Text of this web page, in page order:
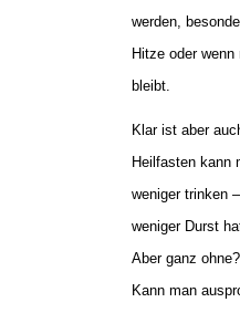
werden,
Hitze oder
bleibt.
Klar ist aber
Heilfasten kann
weniger trinken
weniger Durst
Aber ganz
Kann man